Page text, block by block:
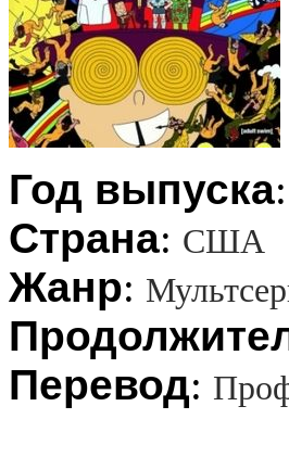
Год выпуска:
Страна: США
Жанр:
Перевод: